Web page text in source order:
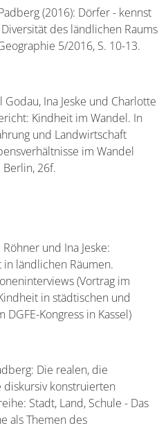
(2016): Dörfer - kennst
des ländlichen Raums
5/2016, S. 10-13.
Ina Jeske und Charlotte
Kindheit im Wandel. In
und Landwirtschaft
im Wandel
26f.
und Ina Jeske:
ländlichen Räumen.
(Vortrag im
in städtischen und
Kongress in Kassel)
Die realen, die
konstruierten
Stadt, Land, Schule - Das
als Themen des